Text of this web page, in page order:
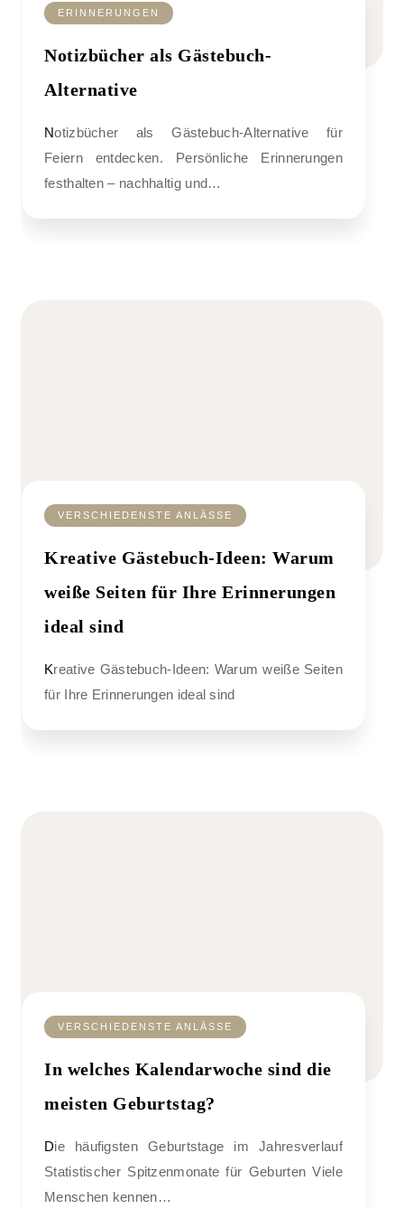
ERINNERUNGEN
Notizbücher als Gästebuch-
Alternative
Notizbücher als Gästebuch-Alternative für
Feiern entdecken. Persönliche Erinnerungen
festhalten – nachhaltig und…
VERSCHIEDENSTE ANLÄSSE
Kreative Gästebuch-Ideen: Warum
weiße Seiten für Ihre Erinnerungen
ideal sind
Kreative Gästebuch-Ideen: Warum weiße Seiten
für Ihre Erinnerungen ideal sind
VERSCHIEDENSTE ANLÄSSE
In welches Kalendarwoche sind die
meisten Geburtstag?
Die häufigsten Geburtstage im Jahresverlauf
Statistischer Spitzenmonate für Geburten Viele
Menschen kennen…